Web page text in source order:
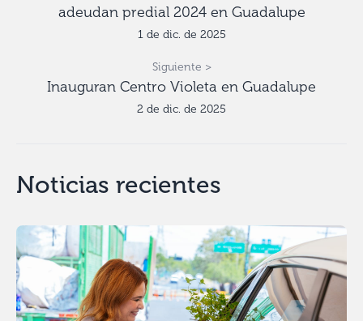
adeudan predial 2024 en Guadalupe
1 de dic. de 2025
Siguiente >
Inauguran Centro Violeta en Guadalupe
2 de dic. de 2025
Noticias recientes